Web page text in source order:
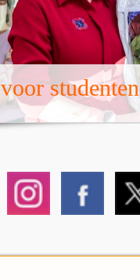
studenten